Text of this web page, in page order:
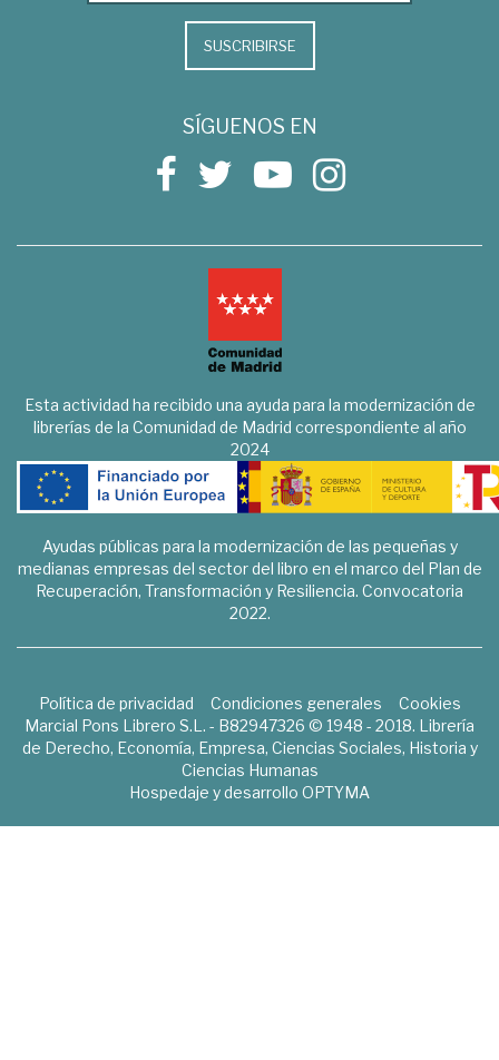
SUSCRIBIRSE
SÍGUENOS EN
Esta actividad ha recibido una ayuda para la modernización de
librerías de la Comunidad de Madrid correspondiente al año
2024
Ayudas públicas para la modernización de las pequeñas y
medianas empresas del sector del libro en el marco del Plan de
Recuperación, Transformación y Resiliencia. Convocatoria
2022.
Política de privacidad Condiciones generales
Cookies
Marcial Pons Librero S.L. - B82947326 © 1948 - 2018. Librería
de Derecho, Economía, Empresa, Ciencias Sociales, Historia y
Ciencias Humanas
Hospedaje y desarrollo OPTYMA